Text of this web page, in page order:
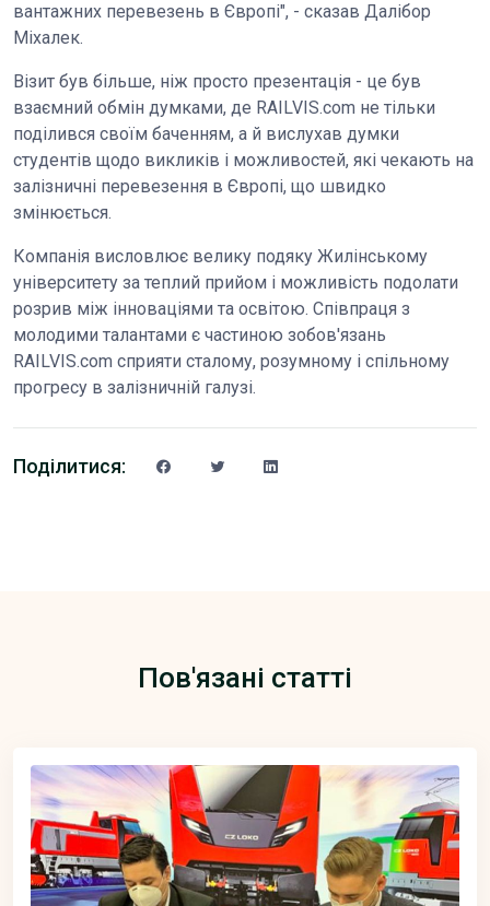
вантажних перевезень в Європі", - сказав Далібор
Міхалек.
Візит був більше, ніж просто презентація - це був
взаємний обмін думками, де RAILVIS.com не тільки
поділився своїм баченням, а й вислухав думки
студентів щодо викликів і можливостей, які чекають на
залізничні перевезення в Європі, що швидко
змінюється.
Компанія висловлює велику подяку Жилінському
університету за теплий прийом і можливість подолати
розрив між інноваціями та освітою. Співпраця з
молодими талантами є частиною зобов'язань
RAILVIS.com сприяти сталому, розумному і спільному
прогресу в залізничній галузі.
Поділитися:
Пов'язані статті